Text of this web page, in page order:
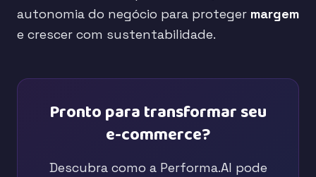
autonomia do negócio para proteger margem
e crescer com sustentabilidade.
Pronto para transformar seu
e-commerce?
Descubra como a Performa.AI pode